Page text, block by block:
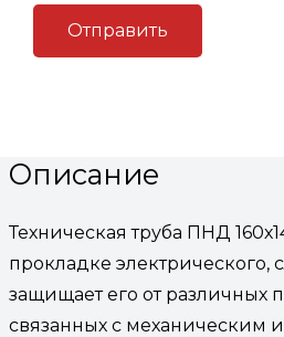
Артикул: (Код: ТПНД 160т)
Описание
Техническая труба ПНД
прокладке электрического,
защищает его от различных
связанных с механическим